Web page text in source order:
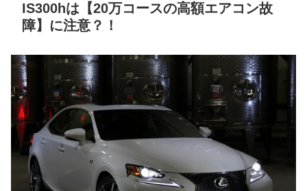
IS300hは【20万コースの高額エアコン故
障】に注意？！